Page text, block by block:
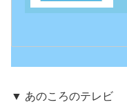
▼ あのころのテレビ